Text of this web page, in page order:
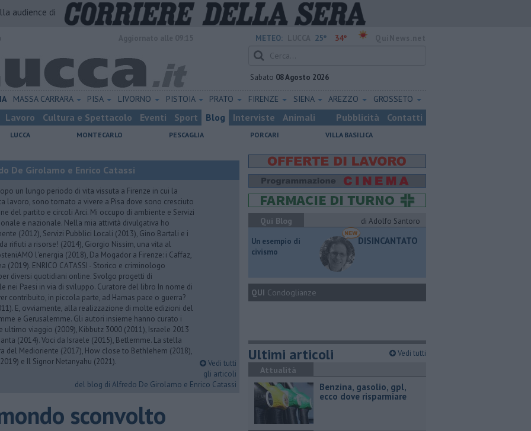
audience di
METEO: 25° 34°
Sabato 08 Agosto 2026
MASSA CARRARA PISA LIVORNO PISTOIA PRATO FIRENZE SIENA AREZZO GROSSETO
Lavoro Cultura e Spettacolo Eventi Sport Blog Interviste Animali Pubblicità Contatti
LUCCA MONTECARLO PESCAGLIA PORCARI VILLA BASILICA
De Girolamo e Enrico Catassi
un lungo periodo di vita vissuta a Firenze in cui la
lavoro, sono tornato a vivere a Pisa dove sono cresciuto
del partito e circoli Arci. Mi occupo di ambiente e Servizi
e nazionale. Nella mia attività divulgativa ho
(2012), Servizi Pubblici Locali (2013), Gino Bartali e i
rifiuti a risorse! (2014), Giorgio Nissim, una vita al
l'energia (2018), Da Mogador a Firenze: i Caffaz,
(2019). ENRICO CATASSI - Storico e criminologo
diversi quotidiani online. Svolgo progetti di
nei Paesi in via di sviluppo. Curatore del libro In nome di
contribuito, in piccola parte, ad Hamas pace o guerra?
E, ovviamente, alla realizzazione di molte edizioni del
e Gerusalemme. Gli autori insieme hanno curato i
ultimo viaggio (2009), Kibbutz 3000 (2011), Israele 2013
(2014). Voci da Israele (2015), Betlemme. La stella
del Medioriente (2017), How close to Bethlehem (2018),
e Il Signor Netanyahu (2021).
Vedi tutti
gli articoli
del blog di Alfredo De Girolamo e Enrico Catassi
sconvolto
Qui Blog
di Adolfo Santoro
​Un esempio di
civismo
DISINCANTATO
QUI Condoglianze
Ultimi articoli Vedi tutti
Attualità
​Benzina, gasolio, gpl,
ecco dove risparmiare